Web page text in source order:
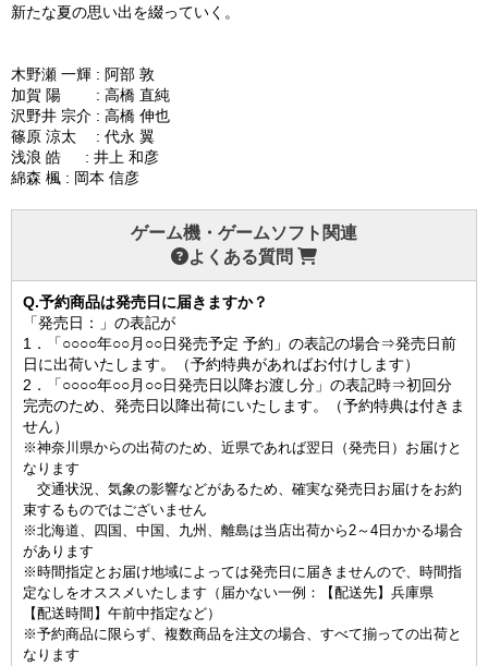
新たな夏の思い出を綴っていく。
木野瀬 一輝 : 阿部 敦
加賀 陽 : 高橋 直純
沢野井 宗介 : 高橋 伸也
篠原 涼太 : 代永 翼
浅浪 皓 : 井上 和彦
綿森 楓 : 岡本 信彦
ゲーム機・ゲームソフト関連
よくある質問
Q.予約商品は発売日に届きますか？
「発売日：」の表記が
1．「○○○○年○○月○○日発売予定 予約」の表記の場合⇒発売日前
日に出荷いたします。（予約特典があればお付けします）
2．「○○○○年○○月○○日発売日以降お渡し分」の表記時⇒初回分
完売のため、発売日以降出荷にいたします。（予約特典は付きま
せん）
※神奈川県からの出荷のため、近県であれば翌日（発売日）お届けと
なります
交通状況、気象の影響などがあるため、確実な発売日お届けをお約
束するものではございません
※北海道、四国、中国、九州、離島は当店出荷から2～4日かかる場合
があります
※時間指定とお届け地域によっては発売日に届きませんので、時間指
定なしをオススメいたします（届かない一例：【配送先】兵庫県
【配送時間】午前中指定など）
※予約商品に限らず、複数商品を注文の場合、すべて揃っての出荷と
なります